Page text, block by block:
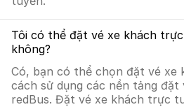
Tôi có thể đặt vé xe khách
không?
Có, bạn có thể chọn đặt vé xe
cách sử dụng các nền tảng
redBus. Đặt vé xe khách trực